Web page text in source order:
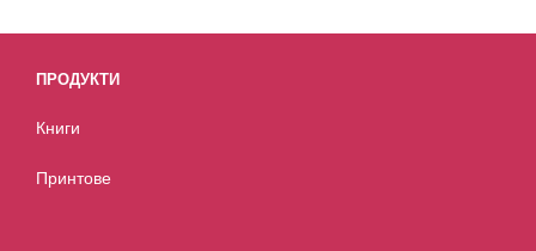
ПРОДУКТИ
Книги
Принтове